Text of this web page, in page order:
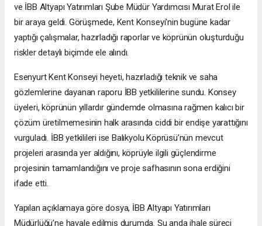
ve İBB Altyapı Yatırımları Şube Müdür Yardımcısı Murat Erol ile
bir araya geldi. Görüşmede, Kent Konseyi'nin bugüne kadar
yaptığı çalışmalar, hazırladığı raporlar ve köprünün oluşturduğu
riskler detaylı biçimde ele alındı.
Esenyurt Kent Konseyi heyeti, hazırladığı teknik ve saha
gözlemlerine dayanan raporu İBB yetkililerine sundu. Konsey
üyeleri, köprünün yıllardır gündemde olmasına rağmen kalıcı bir
çözüm üretilmemesinin halk arasında ciddi bir endişe yarattığını
vurguladı. İBB yetkilileri ise Balıkyolu Köprüsü’nün mevcut
projeleri arasında yer aldığını, köprüyle ilgili güçlendirme
projesinin tamamlandığını ve proje safhasının sona erdiğini
ifade etti.
Yapılan açıklamaya göre dosya, İBB Altyapı Yatırımları
Müdürlüğü’ne havale edilmiş durumda. Şu anda ihale süreci